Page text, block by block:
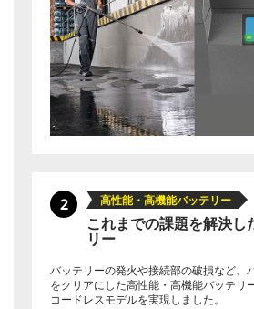
2 高性能・高機能バッテリー
これまでの課題を解決し
リー
バッテリーの発火や接続部の破損など、
をクリアにした高性能・高機能バッテリ
コードレスモデルを実現しました。